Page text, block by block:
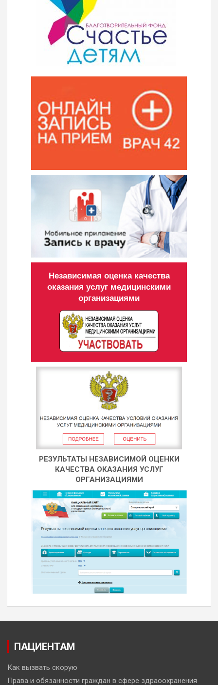
Независимая оценка качества
оказания услуг медицинскими
организациями
РЕЗУЛЬТАТЫ НЕЗАВИСИМОЙ ОЦЕНКИ
КАЧЕСТВА ОКАЗАНИЯ УСЛУГ
ОРГАНИЗАЦИЯМИ
ПАЦИЕНТАМ
Как вызвать скорую
Права и обязанности граждан в сфере здраоохранения